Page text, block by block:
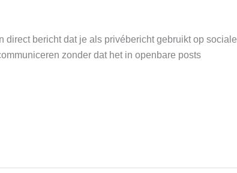
direct bericht dat je als privébericht gebruikt op sociale
zonder dat het in openbare posts